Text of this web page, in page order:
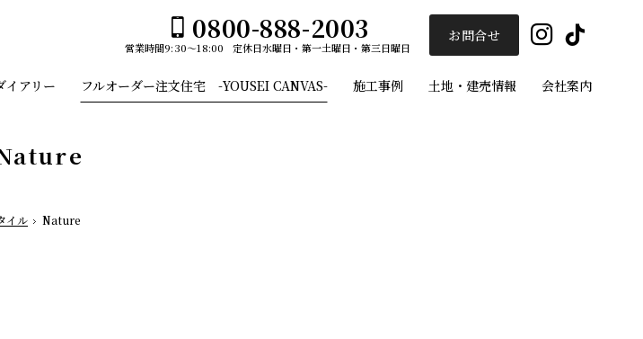
イル Nature
ト案内＜new＞
施工事例
イアリー フルオーダー注文住宅 -YOUSEI CANVAS- 施工事例 土地・建売情報 会社案内
0800-888-2003
営業時間9:30～18:00 定休日水曜日・第一土曜日・第三日曜日
お問合せ